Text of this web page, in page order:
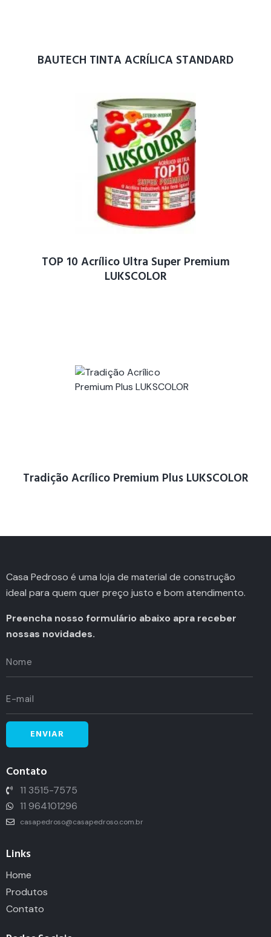
BAUTECH TINTA ACRÍLICA STANDARD
TOP 10 Acrílico Ultra Super Premium
LUKSCOLOR
Tradição Acrílico Premium Plus LUKSCOLOR
Casa Pedroso é uma loja de material de construção
ideal para quem quer preço justo e bom atendimento.
Preencha nosso formulário abaixo apra receber
nossas novidades.
Contato
11 3515-7575
11 964101296
casapedroso@casapedroso.com.br
Links
Home
Produtos
Contato